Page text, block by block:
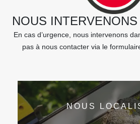
NOUS
En cas d’urgence, nous intervenons
pas à nous contacter via le
NOUS